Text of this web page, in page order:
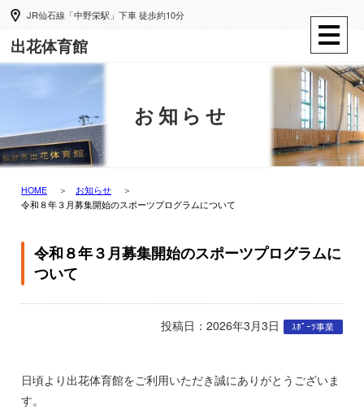
JR仙石線「中野栄駅」下車 徒歩約10分
出花体育館
お知らせ
HOME
お知らせ
令和８年３月募集開始のスポーツプログラムについて
令和８年３月募集開始のスポーツプログラムに
ついて
投稿日：2026年3月3日 ｽﾎﾟｰﾂ事業
日頃より出花体育館をご利用いただき誠にありがとうございま
す。